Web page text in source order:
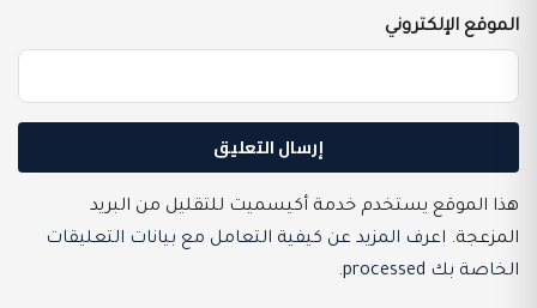
الموقع الإلكتروني
هذا الموقع يستخدم خدمة أكيسميت للتقليل من البريد
المزعجة. اعرف المزيد عن كيفية التعامل مع بيانات التعليقات
الخاصة بك processed
.